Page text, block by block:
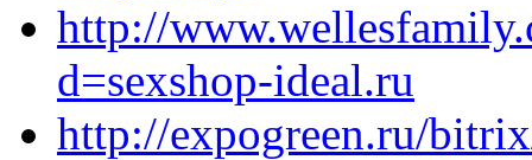
http://
d=sexshop-ideal.ru
http://expogreen.ru/